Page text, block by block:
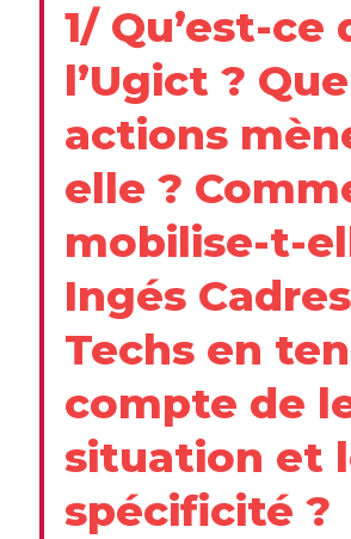
1/ Qu’est-ce
l’Ugict ?
actions
elle ?
mobilise-t-
Ingés Cadres
Techs en
compte de
situation et
spécificité ?